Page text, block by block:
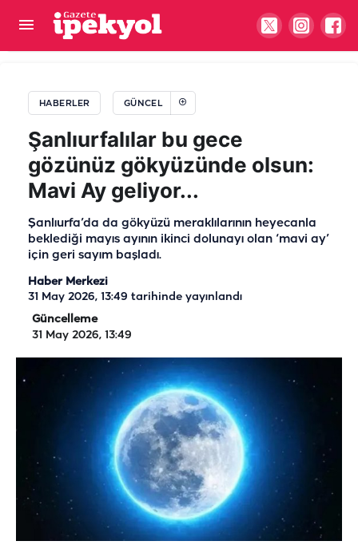
HABERLER GÜNCEL
Şanlıurfalılar bu gece
gözünüz gökyüzünde olsun:
Mavi Ay geliyor...
Şanlıurfa’da da gökyüzü meraklılarının heyecanla
beklediği mayıs ayının ikinci dolunayı olan ‘mavi ay’
için geri sayım başladı.
Haber Merkezi
31 May 2026, 13:49 tarihinde yayınlandı
Güncelleme
31 May 2026, 13:49
Şanlıurfa’da deprem hissi uyandıran gürültü!